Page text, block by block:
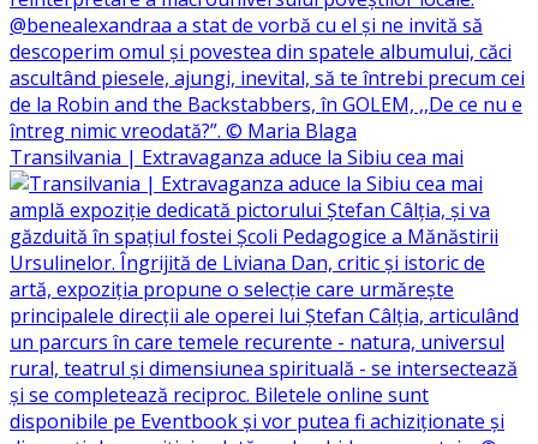
Transilvania | Extravaganza aduce la Sibiu cea mai